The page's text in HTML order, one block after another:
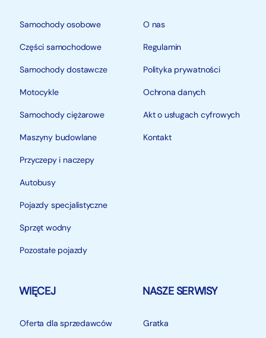
Samochody osobowe
Części samochodowe
Samochody dostawcze
Motocykle
Samochody ciężarowe
Maszyny budowlane
Przyczepy i naczepy
Autobusy
Pojazdy specjalistyczne
Sprzęt wodny
Pozostałe pojazdy
O nas
Regulamin
Polityka prywatności
Ochrona danych
Akt o usługach cyfrowych
Kontakt
WIĘCEJ
Oferta dla sprzedawców
NASZE SERWISY
Gratka